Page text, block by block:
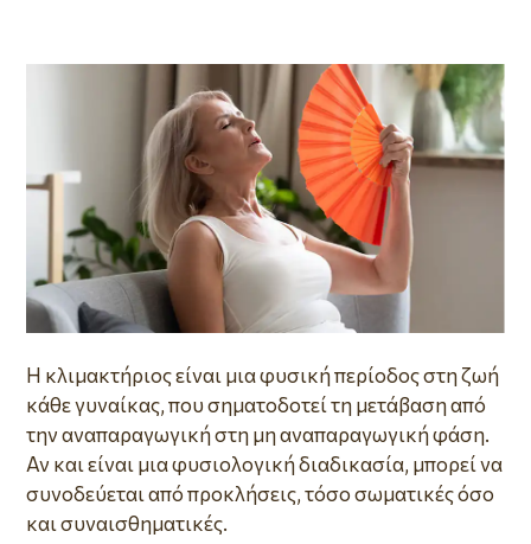
Η κλιμακτήριος είναι μια φυσική περίοδος στη ζωή
κάθε γυναίκας, που σηματοδοτεί τη μετάβαση από
την αναπαραγωγική στη μη αναπαραγωγική φάση.
Αν και είναι μια φυσιολογική διαδικασία, μπορεί να
συνοδεύεται από προκλήσεις, τόσο σωματικές όσο
και συναισθηματικές.